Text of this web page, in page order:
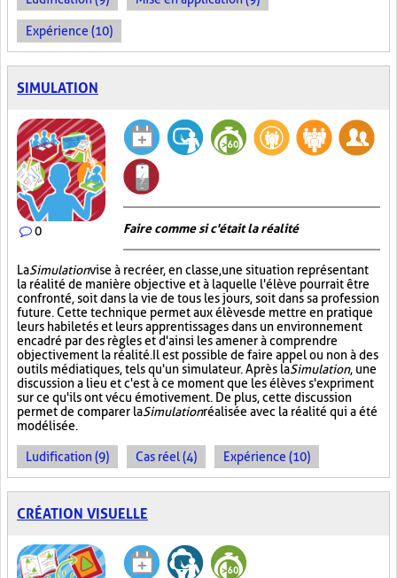
Expérience (10)
SIMULATION
0 Faire comme si c'était la réalité
LaSimulationvise à recréer, en classe, une situation représentant
la réalité de manière objective et à laquelle l'élève pourrait être
confronté, soit dans la vie de tous les jours, soit dans sa profession
future. Cette technique permet aux élèves de mettre en pratique
leurs habiletés et leurs apprentissages dans un environnement
encadré par des règles et d'ainsi les amener à comprendre
objectivement la réalité. Il est possible de faire appel ou non à des
outils médiatiques, tels qu'un simulateur. Après laSimulation, une
discussion a lieu et c'est à ce moment que les élèves s'expriment
sur ce qu'ils ont vécu émotivement. De plus, cette discussion
permet de comparer laSimulationréalisée avec la réalité qui a été
modélisée.
Ludification (9) Cas réel (4) Expérience (10)
CRÉATION VISUELLE